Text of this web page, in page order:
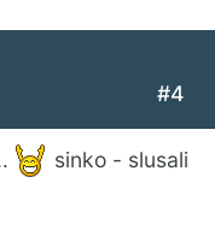
#4
sinko - slusali